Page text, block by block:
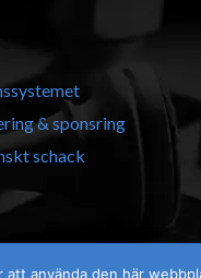
& sponsring
schack
använda den här